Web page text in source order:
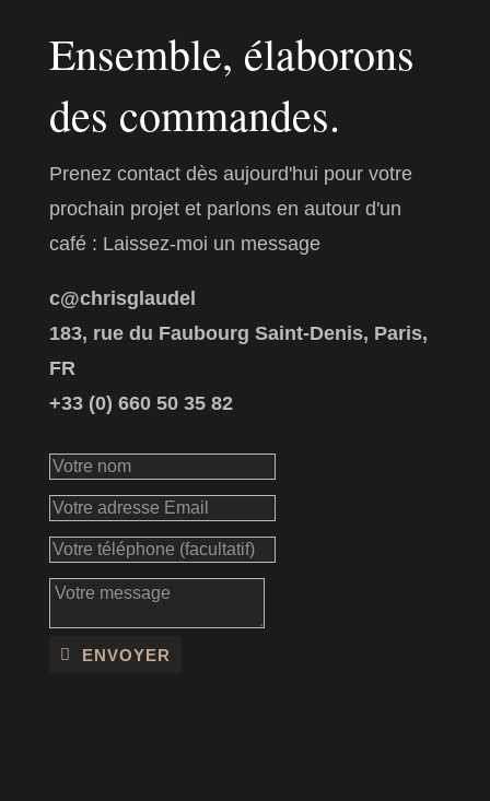
Ensemble, élaborons
des commandes.
Prenez contact dès aujourd'hui pour votre
prochain projet et parlons en autour d'un
café : Laissez-moi un message
c@chrisglaudel
183, rue du Faubourg Saint-Denis, Paris,
FR
+33 (0) 660 50 35 82
ENVOYER